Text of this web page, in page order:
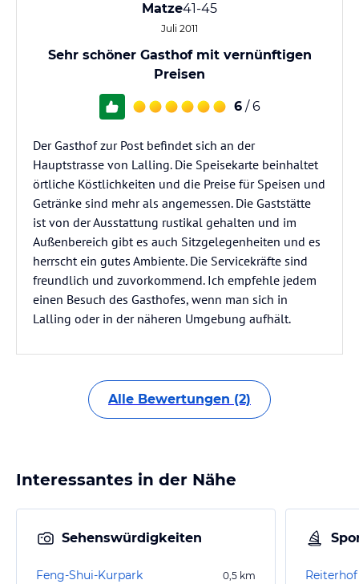
Matze41-45
Juli 2011
Sehr schöner Gasthof mit vernünftigen
Preisen
6 / 6
Der Gasthof zur Post befindet sich an der
Hauptstrasse von Lalling. Die Speisekarte beinhaltet
örtliche Köstlichkeiten und die Preise für Speisen und
Getränke sind mehr als angemessen. Die Gaststätte
ist von der Ausstattung rustikal gehalten und im
Außenbereich gibt es auch Sitzgelegenheiten und es
herrscht ein gutes Ambiente. Die Servicekräfte sind
freundlich und zuvorkommend. Ich empfehle jedem
einen Besuch des Gasthofes, wenn man sich in
Lalling oder in der näheren Umgebung aufhält.
Alle Bewertungen (2)
Interessantes in der Nähe
Sehenswürdigkeiten
Feng-Shui-Kurpark 0,5 km